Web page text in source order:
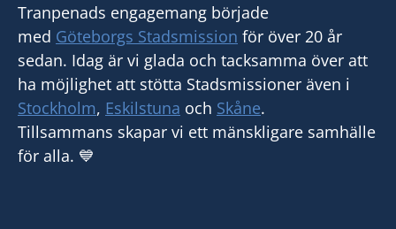
Tranpenads engagemang började
med Göteborgs Stadsmission för över 20 år
sedan. Idag är vi glada och tacksamma över att
ha möjlighet att stötta Stadsmissioner även i
Stockholm, Eskilstuna och Skåne.
Tillsammans skapar vi ett mänskligare samhälle
för alla. 💙